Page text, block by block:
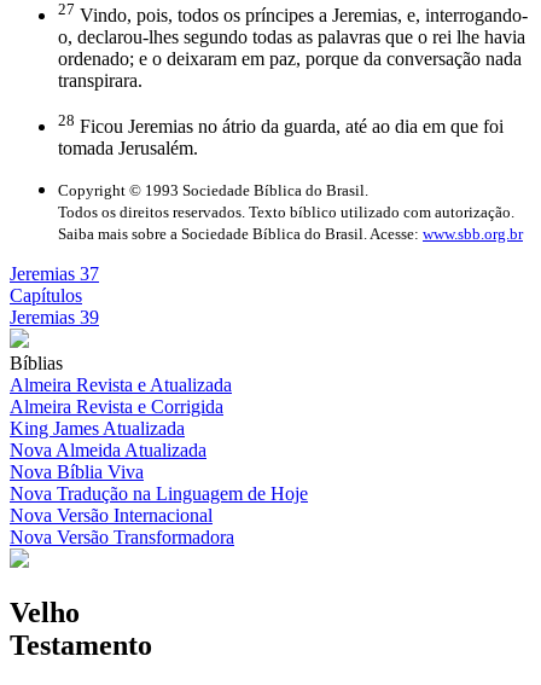
27 Vindo, pois, todos os príncipes a Jeremias, e, interrogando-
o, declarou-lhes segundo todas as palavras que o rei lhe havia
ordenado; e o deixaram em paz, porque da conversação nada
transpirara.
28 Ficou Jeremias no átrio da guarda, até ao dia em que foi
tomada Jerusalém.
Copyright © 1993 Sociedade Bíblica do Brasil.
Todos os direitos reservados. Texto bíblico utilizado com autorização.
Saiba mais sobre a Sociedade Bíblica do Brasil. Acesse: www.sbb.org.br
Jeremias 37
Capítulos
Jeremias 39
Bíblias
Almeira Revista e Atualizada
Almeira Revista e Corrigida
King James Atualizada
Nova Almeida Atualizada
Nova Bíblia Viva
Nova Tradução na Linguagem de Hoje
Nova Versão Internacional
Nova Versão Transformadora
Velho
Testamento